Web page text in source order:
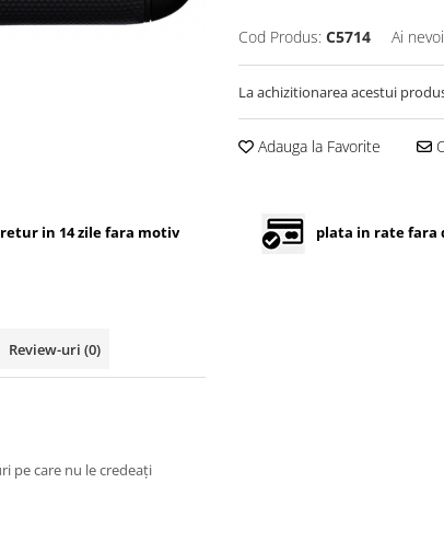
Cod Produs: C5714 Ai
La achizitionarea acestui
Adauga la Favorite
retur in 14 zile fara motiv plata in rate fara
Review-uri (0)
pe care nu le credeaţi